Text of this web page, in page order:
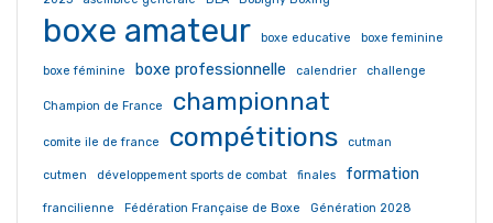
boxe amateur boxe educative boxe feminine
boxe féminine boxe professionnelle calendrier challenge
Champion de France championnat
comite ile de france compétitions cutman
cutmen développement sports de combat finales formation
francilienne Fédération Française de Boxe Génération 2028